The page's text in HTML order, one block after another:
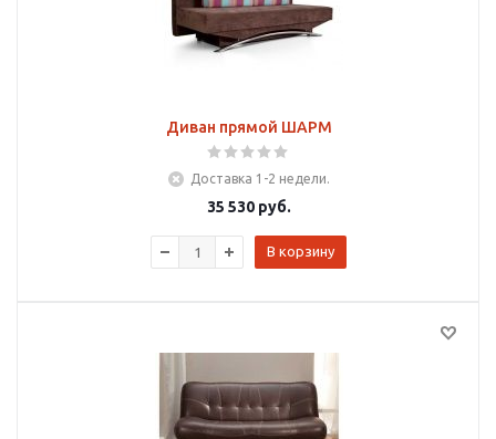
Диван прямой ШАРМ
Доставка 1-2 недели.
35 530руб.
В корзину